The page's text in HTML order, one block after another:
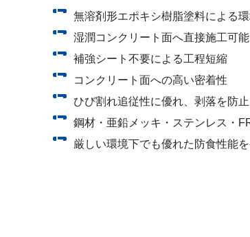
無溶剤形エポキシ樹脂塗料による
湿潤コンクリート面へ直接施工可能
補強シート不要による工程短縮
コンクリート面への高い密着性
ひび割れ追従性に優れ、剥落を防止
鋼材・亜鉛メッキ・ステンレス・
厳しい環境下でも優れた防食性能